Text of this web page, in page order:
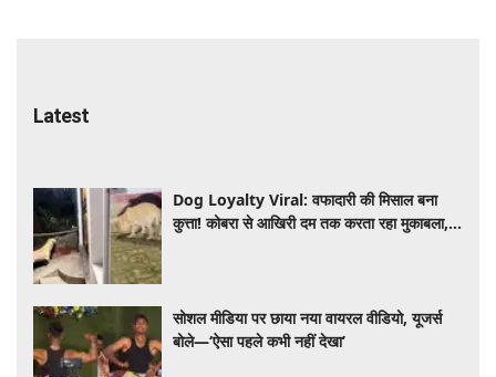
Latest
Dog Loyalty Viral: वफादारी की मिसाल बना
कुत्ता! कोबरा से आखिरी दम तक करता रहा मुकाबला,
सोशल मीडिया पर छाया नया वायरल वीडियो, यूजर्स
बोले—‘ऐसा पहले कभी नहीं देखा’